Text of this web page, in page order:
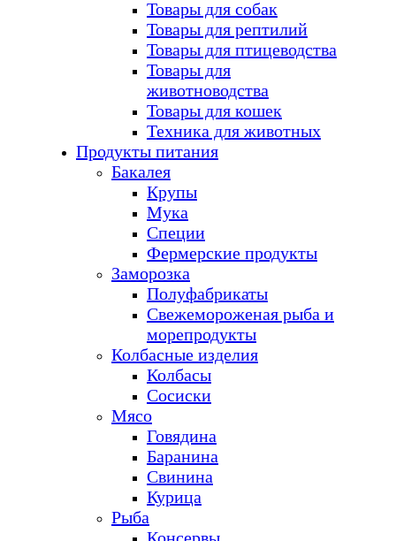
Товары для собак
Товары для рептилий
Товары для птицеводства
Товары для
животноводства
Товары для кошек
Техника для животных
Продукты питания
Бакалея
Крупы
Мука
Специи
Фермерские продукты
Заморозка
Полуфабрикаты
Свежемороженая рыба и
морепродукты
Колбасные изделия
Колбасы
Сосиски
Мясо
Говядина
Баранина
Свинина
Курица
Рыба